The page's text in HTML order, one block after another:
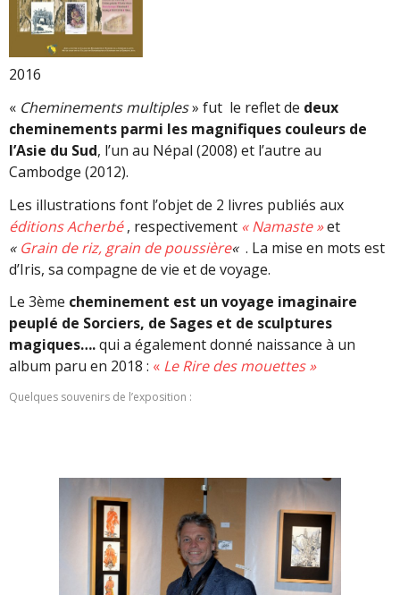
2016
« Cheminements multiples» fut le reflet de deux
cheminements parmi les magnifiques couleurs de
l’Asie du Sud, l’un au Népal (2008) et l’autre au
Cambodge (2012).
Les illustrations font l’objet de 2 livres publiés aux
éditions Acherbé, respectivement « Namaste »et
« Grain de riz, grain de poussière« . La mise en mots est
d’Iris, sa compagne de vie et de voyage.
Le 3ème cheminement est un voyage imaginaire
peuplé de Sorciers, de Sages et de sculptures
magiques….qui a également donné naissance à un
album paru en 2018 : « Le Rire des mouettes »
Quelques souvenirs de l’exposition :